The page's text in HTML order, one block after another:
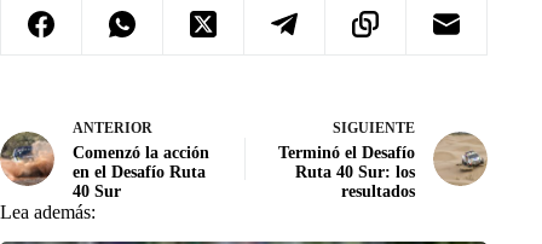
ANTERIOR
Comenzó la acción
en el Desafío Ruta
40 Sur
SIGUIENTE
Terminó el Desafío
Ruta 40 Sur: los
resultados
Lea además: